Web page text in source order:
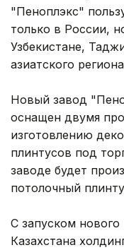
"Пеноплэкс"
только в России,
Узбекистане,
азиатского
Новый завод
оснащен двумя
изготовлению
плинтусов под
заводе будет
потолочный
С запуском
Казахстана